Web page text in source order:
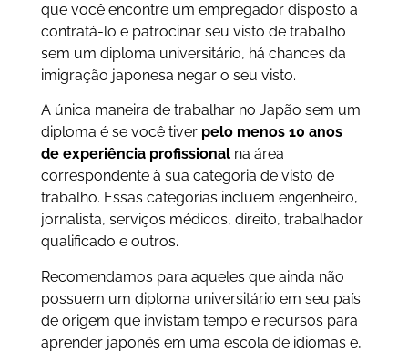
que você encontre um empregador disposto a
contratá-lo e patrocinar seu visto de trabalho
sem um diploma universitário, há chances da
imigração japonesa negar o seu visto.
A única maneira de trabalhar no Japão sem um
diploma é se você tiver pelo menos 10 anos
de experiência profissional na área
correspondente à sua categoria de visto de
trabalho. Essas categorias incluem engenheiro,
jornalista, serviços médicos, direito, trabalhador
qualificado e outros.
Recomendamos para aqueles que ainda não
possuem um diploma universitário em seu país
de origem que invistam tempo e recursos para
aprender japonês em uma escola de idiomas e,